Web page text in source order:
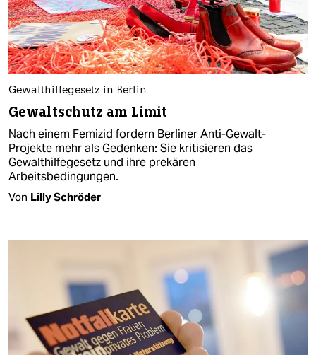
Gewalthilfegesetz in Berlin
Gewaltschutz am Limit
Nach einem Femizid fordern Berliner Anti-Gewalt-
Projekte mehr als Gedenken: Sie kritisieren das
Gewalthilfegesetz und ihre prekären
Arbeitsbedingungen.
Von Lilly Schröder